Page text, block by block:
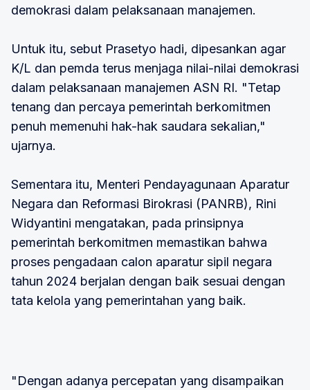
demokrasi dalam pelaksanaan manajemen.
Untuk itu, sebut Prasetyo hadi, dipesankan agar
K/L dan pemda terus menjaga nilai-nilai demokrasi
dalam pelaksanaan manajemen ASN RI. "Tetap
tenang dan percaya pemerintah berkomitmen
penuh memenuhi hak-hak saudara sekalian,"
ujarnya.
Sementara itu, Menteri Pendayagunaan Aparatur
Negara dan Reformasi Birokrasi (PANRB), Rini
Widyantini mengatakan, pada prinsipnya
pemerintah berkomitmen memastikan bahwa
proses pengadaan calon aparatur sipil negara
tahun 2024 berjalan dengan baik sesuai dengan
tata kelola yang pemerintahan yang baik.
"Dengan adanya percepatan yang disampaikan